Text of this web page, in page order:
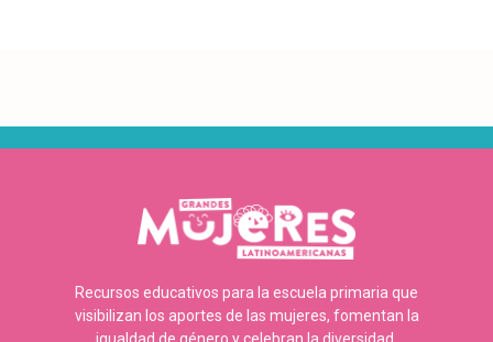
Recursos educativos para la escuela primaria que
visibilizan los aportes de las mujeres, fomentan la
igualdad de género y celebran la diversidad.